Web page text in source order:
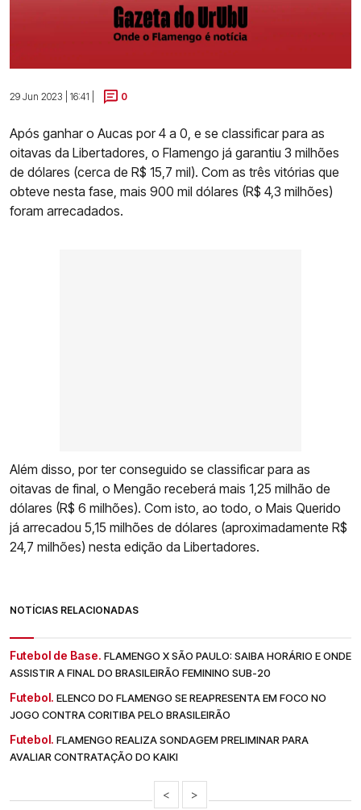
29 Jun 2023 | 16:41 | 0
Após ganhar o Aucas por 4 a 0, e se classificar para as
oitavas da Libertadores, o Flamengo já garantiu 3 milhões
de dólares (cerca de R$ 15,7 mil). Com as três vitórias que
obteve nesta fase, mais 900 mil dólares (R$ 4,3 milhões)
foram arrecadados.
Além disso, por ter conseguido se classificar para as
oitavas de final, o Mengão receberá mais 1,25 milhão de
dólares (R$ 6 milhões). Com isto, ao todo, o Mais Querido
já arrecadou 5,15 milhões de dólares (aproximadamente R$
24,7 milhões) nesta edição da Libertadores.
NOTÍCIAS RELACIONADAS
Futebol de Base. FLAMENGO X SÃO PAULO: SAIBA HORÁRIO E ONDE
ASSISTIR A FINAL DO BRASILEIRÃO FEMININO SUB-20
Futebol. ELENCO DO FLAMENGO SE REAPRESENTA EM FOCO NO
JOGO CONTRA CORITIBA PELO BRASILEIRÃO
Futebol. FLAMENGO REALIZA SONDAGEM PRELIMINAR PARA
AVALIAR CONTRATAÇÃO DO KAIKI
< >